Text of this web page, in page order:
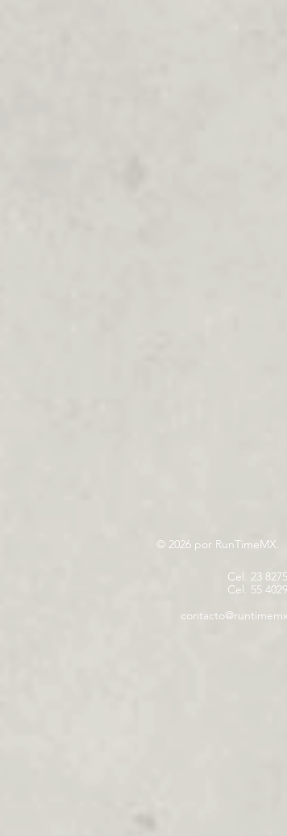
© 2026 por RunTimeMX.
Cel. 23
Cel. 55